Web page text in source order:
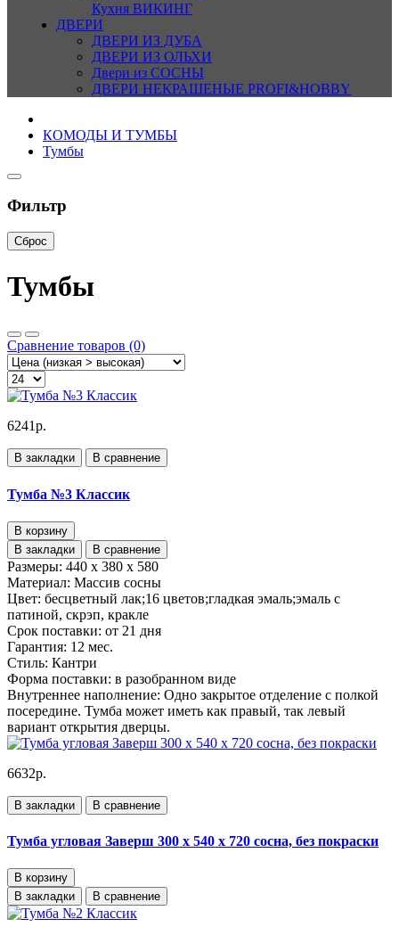
Кухня ВИКИНГ
ДВЕРИ
ДВЕРИ ИЗ ДУБА
ДВЕРИ ИЗ ОЛЬХИ
Двери из СОСНЫ
ДВЕРИ НЕКРАШЕНЫЕ PROFI&HOBBY
КОМОДЫ И ТУМБЫ
Тумбы
Фильтр
Сброс
Тумбы
Сравнение товаров (0)
6241р.
В закладки В сравнение
Тумба №3 Классик
В корзину
В закладки
В сравнение
Размеры: 440 x 380 x 580
Материал: Массив сосны
Цвет: бесцветный лак;16 цветов;гладкая эмаль;эмаль с
патиной, скрэп, кракле
Срок поставки: от 21 дня
Гарантия: 12 мес.
Стиль: Кантри
Форма поставки: в разобранном виде
Внутреннее наполнение: Одно закрытое отделение с полкой
посередине. Тумба может иметь как правый, так левый
вариант открытия дверцы.
6632р.
В закладки В сравнение
Тумба угловая Заверш 300 х 540 х 720 сосна, без покраски
В корзину
В закладки
В сравнение